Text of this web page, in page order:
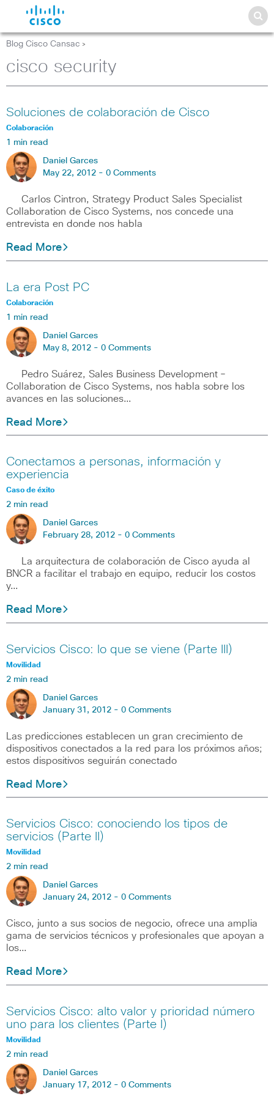
Blog Cisco Cansac >
cisco security
Soluciones de colaboración de Cisco
Colaboración
1 min read
Daniel Garces
May 22, 2012 - 0 Comments
Carlos Cintron, Strategy Product Sales Specialist
Collaboration de Cisco Systems, nos concede una
entrevista en donde nos habla
Read More
La era Post PC
Colaboración
1 min read
Daniel Garces
May 8, 2012 - 0 Comments
Pedro Suárez, Sales Business Development –
Collaboration de Cisco Systems, nos habla sobre los
avances en las soluciones…
Read More
Conectamos a personas, información y
experiencia
Caso de éxito
2 min read
Daniel Garces
February 28, 2012 - 0 Comments
La arquitectura de colaboración de Cisco ayuda al
BNCR a facilitar el trabajo en equipo, reducir los costos
y…
Read More
Servicios Cisco: lo que se viene (Parte III)
Movilidad
2 min read
Daniel Garces
January 31, 2012 - 0 Comments
Las predicciones establecen un gran crecimiento de
dispositivos conectados a la red para los próximos años;
estos dispositivos seguirán conectado
Read More
Servicios Cisco: conociendo los tipos de
servicios (Parte II)
Movilidad
2 min read
Daniel Garces
January 24, 2012 - 0 Comments
Cisco, junto a sus socios de negocio, ofrece una amplia
gama de servicios técnicos y profesionales que apoyan a
los…
Read More
Servicios Cisco: alto valor y prioridad número
uno para los clientes (Parte I)
Movilidad
2 min read
Daniel Garces
January 17, 2012 - 0 Comments